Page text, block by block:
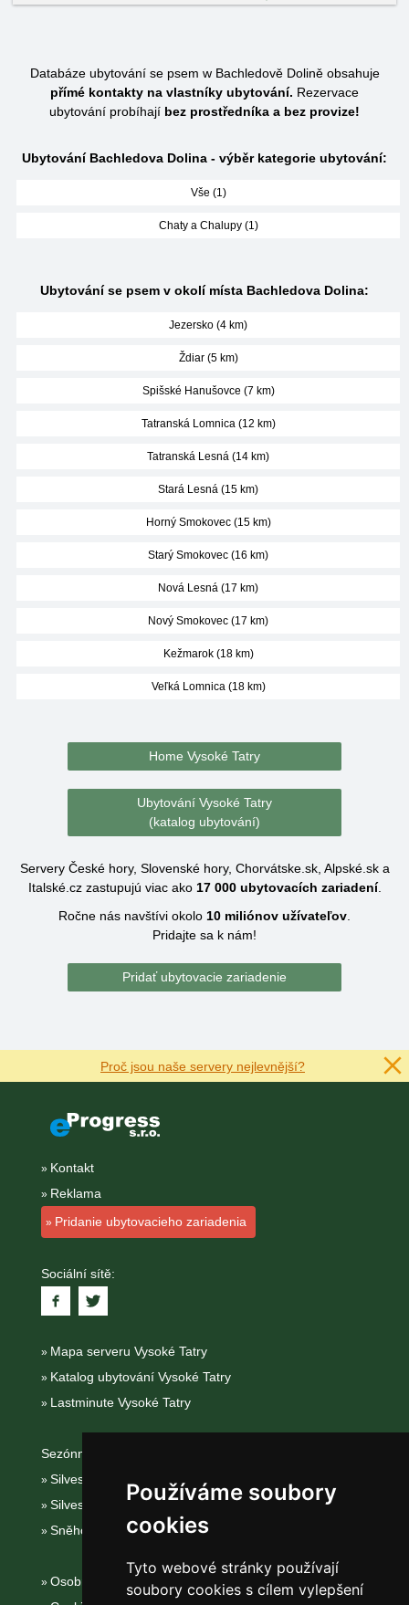
Používáme soubory
cookies
Tyto webové stránky používají
soubory cookies s cílem vylepšení
Databáze ubytování se psem w Bachledově Dolině obsahuje
přímé kontakty na vlastníky ubytování. Rezervace
ubytování probíhají bez prostředníka a bez provize!
Ubytování Bachledova Dolina - výběr kategorie ubytování:
Vše (1)
Chaty a Chalupy (1)
Ubytování se psem v okolí místa Bachledova Dolina:
Jezersko (4 km)
Ždiar (5 km)
Spišské Hanušovce (7 km)
Tatranská Lomnica (12 km)
Tatranská Lesná (14 km)
Stará Lesná (15 km)
Horný Smokovec (15 km)
Starý Smokovec (16 km)
Nová Lesná (17 km)
Nový Smokovec (17 km)
Kežmarok (18 km)
Veľká Lomnica (18 km)
Home Vysoké Tatry
Ubytování Vysoké Tatry
(katalog ubytování)
Servery České hory, Slovenské hory, Chorvátske.sk, Alpské.sk a
Italské.cz zastupujú viac ako 17 000ubytovacích zariadení.
Ročne nás navštívi okolo 10 miliónov užívateľov
Pridajte sa k nám!
Pridať ubytovacie zariadenie
Proč jsou naše servery nejlevnější?
Kontakt
Reklama
Pridanie ubytovacieho zariadenia
Sociální sítě:
Mapa serveru Vysoké Tatry
Katalog ubytování Vysoké Tatry
Lastminute Vysoké Tatry
Sezónní odkazy:
Silvester Vysoké Tatry
Silvestr na horách 2025/26
Sněhové zpravodajství
Osobní údaje